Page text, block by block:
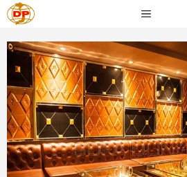
Chuyển
đến
nội
MENU